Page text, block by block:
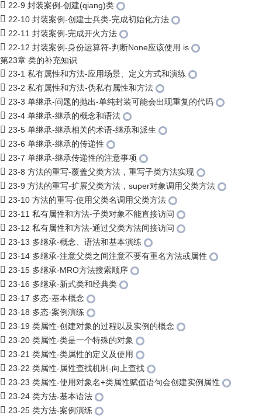
22-9 封装案例-创建(qiang)类
22-10 封装案例-创建士兵类-完成初始化方法
22-11 封装案例-完成开火方法
22-12 封装案例-身份运算符-判断None应该使用 is
第23章 类的补充知识
23-1 私有属性和方法-应用场景、定义方式和演练
23-2 私有属性和方法-伪私有属性和方法
23-3 单继承-问题的抛出-单纯封装可能会出现重复的代码
23-4 单继承-继承的概念和语法
23-5 单继承-继承相关的术语-继承和派生
23-6 单继承-继承的传递性
23-7 单继承-继承传递性的注意事项
23-8 方法的重写-覆盖父类方法，重写子类方法实现
23-9 方法的重写-扩展父类方法，super对象调用父类方法
23-10 方法的重写-使用父类名调用父类方法
23-11 私有属性和方法-子类对象不能直接访问
23-12 私有属性和方法-通过父类方法间接访问
23-13 多继承-概念、语法和基本演练
23-14 多继承-注意父类之间注意不要有重名方法或属性
23-15 多继承-MRO方法搜索顺序
23-16 多继承-新式类和经典类
23-17 多态-基本概念
23-18 多态-案例演练
23-19 类属性-创建对象的过程以及实例的概念
23-20 类属性-类是一个特殊的对象
23-21 类属性-类属性的定义及使用
23-22 类属性-属性查找机制-向上查找
23-23 类属性-使用对象名+类属性赋值语句会创建实例属性
23-24 类方法-基本语法
23-25 类方法-案例演练